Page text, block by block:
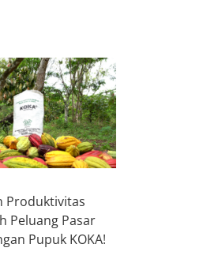
Produktivitas
Peluang Pasar
Pupuk KOKA!